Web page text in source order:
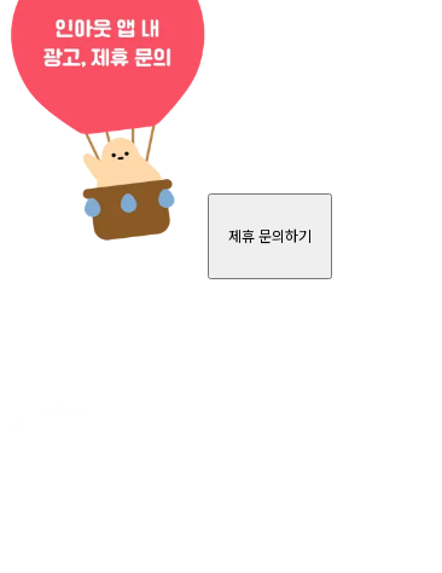
제휴 문의하기